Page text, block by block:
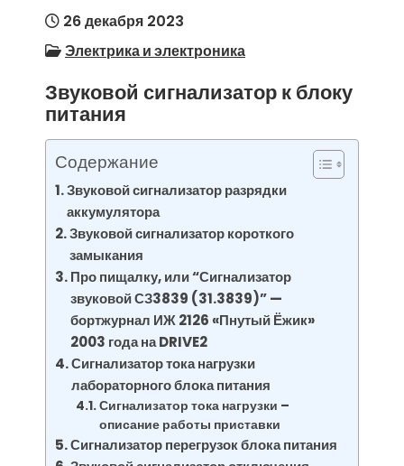
26 декабря 2023
Электрика и электроника
Звуковой сигнализатор к блоку
питания
Содержание
Звуковой сигнализатор разрядки
аккумулятора
Звуковой сигнализатор короткого
замыкания
Про пищалку, или “Сигнализатор
звуковой СЗ3839 (31.3839)” —
бортжурнал ИЖ 2126 «Пнутый Ёжик»
2003 года на DRIVE2
Сигнализатор тока нагрузки
лабораторного блока питания
Сигнализатор тока нагрузки –
описание работы приставки
Сигнализатор перегрузок блока питания